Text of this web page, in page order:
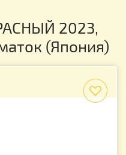
2023,
(Япония)